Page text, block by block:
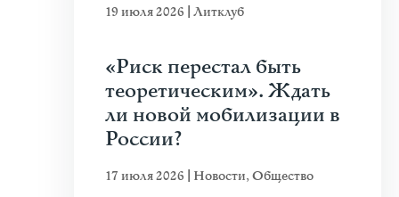
19 июля 2026 Литклуб
«Риск перестал быть
теоретическим». Ждать
ли новой мобилизации в
России?
17 июля 2026 Новости,Общество